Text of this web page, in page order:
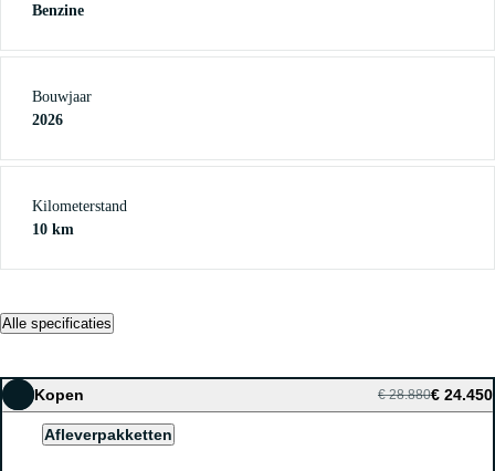
Benzine
Bouwjaar
2026
Kilometerstand
10 km
Alle specificaties
Kopen € 28.880€ 24.450
Afleverpakketten